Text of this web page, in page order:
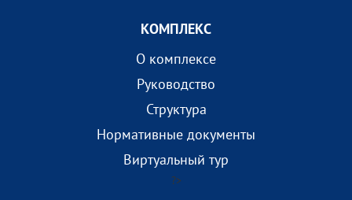
КОМПЛEКС
О комплексе
Руководство
Структура
Нормативные документы
Виртуальный тур
?>